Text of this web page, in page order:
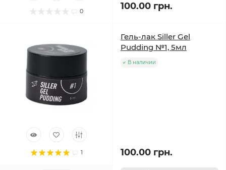
0 100.00 грн.
1
Гель-лак Siller Gel
Pudding №1, 5мл
В наличии
100.00 грн.